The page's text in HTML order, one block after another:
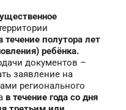
течение полутора лет
ребёнка.
документов –
заявление на
регионального
в течение года со дня